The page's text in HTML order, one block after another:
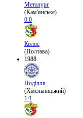
Металург
(Кам'янське)
0:0
Колос
(Полтава)
1988
Поділля
(Хмельницький)
1:1